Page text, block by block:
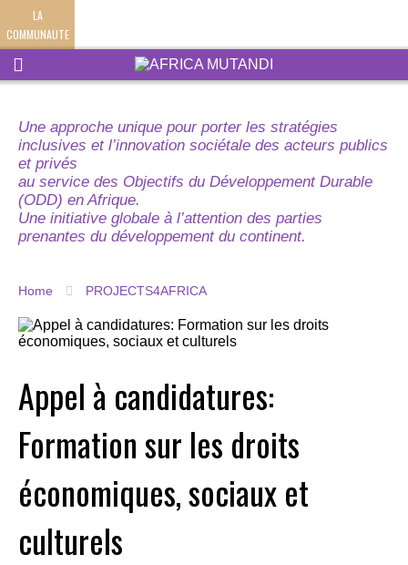
LA
COMMUNAUTE
Une approche unique pour porter les stratégies
inclusives et l’innovation sociétale des acteurs publics
et privés
au service des Objectifs du Développement Durable
(ODD) en Afrique.
Une initiative globale à l’attention des parties
prenantes du développement du continent.
Home PROJECTS4AFRICA
Appel à candidatures:
Formation sur les droits
économiques, sociaux et
culturels